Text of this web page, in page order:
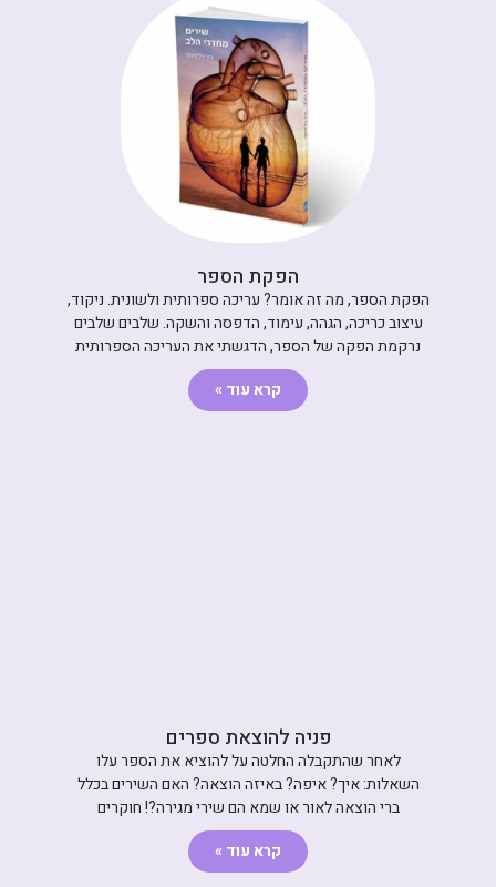
הפקת הספר
הפקת הספר, מה זה אומר? עריכה ספרותית ולשונית. ניקוד,
עיצוב כריכה, הגהה, עימוד, הדפסה והשקה. שלבים שלבים
נרקמת הפקה של הספר, הדגשתי את העריכה הספרותית
קרא עוד »
פניה להוצאת ספרים
לאחר שהתקבלה החלטה על להוציא את הספר עלו
השאלות: איך? איפה? באיזה הוצאה? האם השירים בכלל
ברי הוצאה לאור או שמא הם שירי מגירה?! חוקרים
קרא עוד »